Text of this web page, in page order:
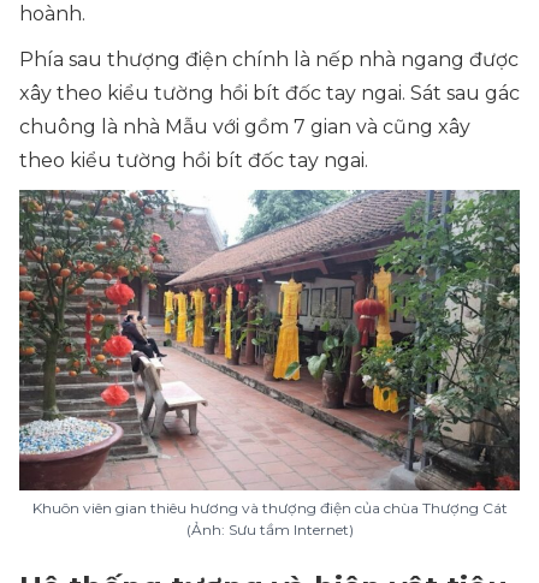
hoành.
Phía sau thượng điện chính là nếp nhà ngang được
xây theo kiểu tường hồi bít đốc tay ngai. Sát sau gác
chuông là nhà Mẫu với gồm 7 gian và cũng xây
theo kiểu tường hồi bít đốc tay ngai.
Khuôn viên gian thiêu hương và thượng điện của chùa Thượng Cát
(Ảnh: Sưu tầm Internet)